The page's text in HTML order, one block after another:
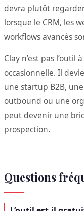
devra plutôt
lorsque le CRM, les
workflows avancés
Clay n’est pas
occasionnelle. Il
une startup B2B,
outbound ou une
peut devenir une
prospection.
Questions